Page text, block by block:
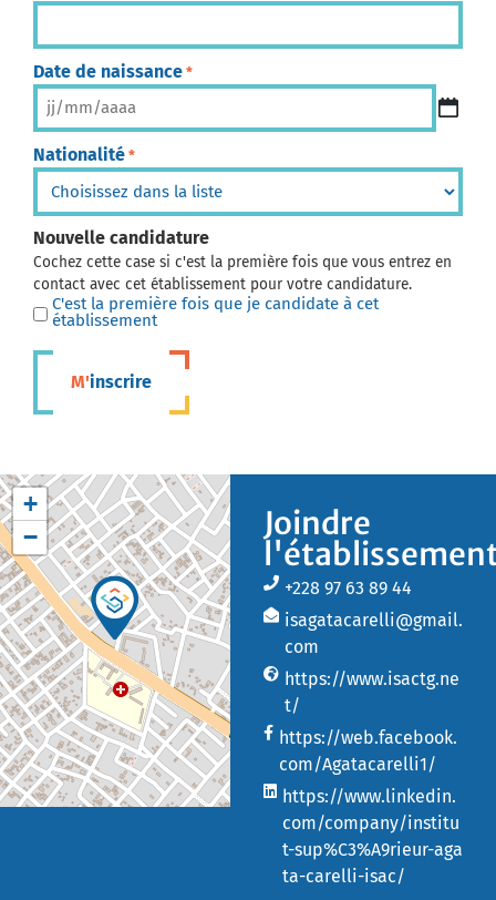
Date de naissance *
Nationalité *
Nouvelle candidature
Cochez cette case si c'est la première fois que vous entrez en
contact avec cet établissement pour votre candidature.
C'est la première fois que je candidate à cet
établissement
M'inscrire
+
−
Joindre
+228 97 63 89 44
isagatacarelli@gmail.
com
https://www.isactg.ne
t/
https://web.facebook.
com/Agatacarelli1/
https://www.linkedin.
com/company/institu
t-sup%C3%A9rieur-aga
ta-carelli-isac/